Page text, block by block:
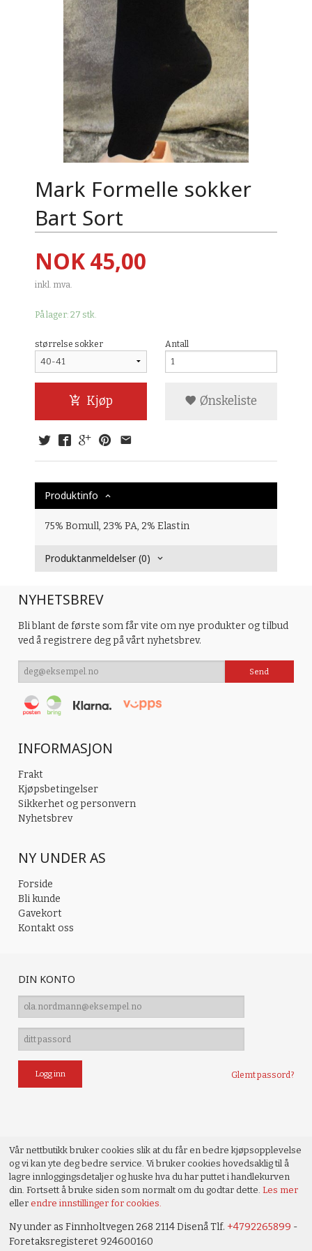
Mark Formelle sokker
Bart Sort
Pris
NOK45,00
inkl. mva.
På lager: 27 stk.
størrelse sokker Antall
Kjøp Ønskeliste
Produktinfo
75% Bomull, 23% PA, 2% Elastin
Produktanmeldelser (0)
NYHETSBREV
Bli blant de første som får vite om nye produkter og tilbud
ved å registrere deg på vårt nyhetsbrev.
INFORMASJON
Frakt
Kjøpsbetingelser
Sikkerhet og personvern
Nyhetsbrev
NY UNDER AS
Forside
Bli kunde
Gavekort
Kontakt oss
DIN KONTO
Glemt passord?
Vår nettbutikk bruker cookies slik at du får en bedre kjøpsopplevelse
og vi kan yte deg bedre service. Vi bruker cookies hovedsaklig til å
lagre innloggingsdetaljer og huske hva du har puttet i handlekurven
din. Fortsett å bruke siden som normalt om du godtar dette.Les mer
ellerendre innstillinger for cookies.
Ny under as Finnholtvegen 268 2114 Disenå Tlf. +4792265899 -
Foretaksregisteret 924600160